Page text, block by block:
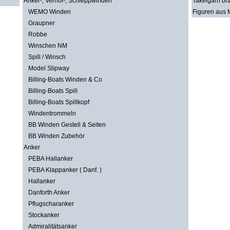
WEMO Winden
Graupner
Robbe
Winschen NM
Spill / Winsch
Model Slipway
Billing-Boats Winden & Co
Billing-Boats Spill
Billing-Boats Spillkopf
Windentrommeln
BB Winden Gestell & Seiten
BB Winden Zubehör
Anker
PEBA Hallanker
PEBA Klappanker ( Danf. )
Hallanker
Danforth Anker
Pflugscharanker
Stockanker
Admiralitätsanker
Figuren aus